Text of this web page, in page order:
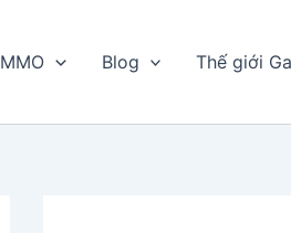
MMO Blog Thế giới